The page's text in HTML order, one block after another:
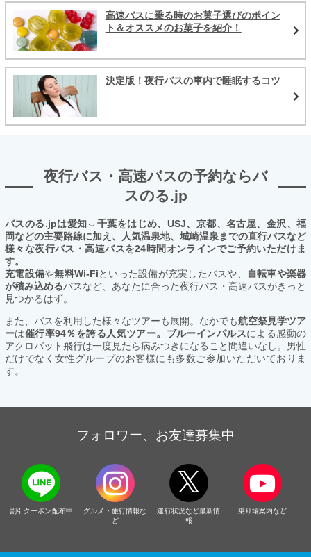
高速バスに乗る時のお菓子選びのポイン
ト＆オススメのお菓子を紹介！
決定版！夜行バスの車内で睡眠するコツ
夜行バス・高速バスの予約ならバ
スのる.jp
バスのる.jpは愛知⇔千葉をはじめ、USJ、京都、名古屋、金沢、福
岡などの主要路線に加え、人気温泉地、城崎温泉までの直行バスなど
様々な夜行バス・高速バスを24時間オンラインでご予約いただけま
す。
充電設備や無料Wi-Fiといった設備が充実したバスや、
自転車や楽器
が積み込めるバスなど、あなたに合った夜行バス・高速バスがきっと
見つかるはず。
また、バスを利用した様々なツアーも展開。なかでも航空祭見学ツア
ーは催行率94％を誇る人気ツアー。ブルーインパルスによる感動の
アクロバット飛行は一度見たら病みつきになること間違いなし。男性
だけでなく女性グループのお客様にも多数ご参加いただいておりま
す。
フォロワー、お友達募集中
割引クーポン配布中
グルメ・旅行情報な
ど
運行状況など最新情
報
乗り場案内など